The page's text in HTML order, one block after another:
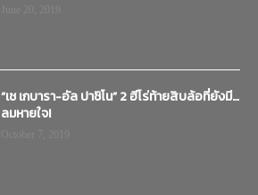
“เช เกบารา-อัล ปาชิโน” 2 ฮีโร่ท้ายสิบล้อที่ยังมี…
ลมหายใจ!